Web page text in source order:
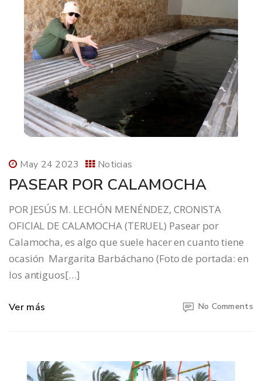
May 24 2023 Noticias
PASEAR POR CALAMOCHA
POR JESÚS M. LECHÓN MENÉNDEZ, CRONISTA
OFICIAL DE CALAMOCHA (TERUEL) Pasear por
Calamocha, es algo que suele hacer en cuanto tiene
ocasión Margarita Barbáchano (Foto de portada: en
los antiguos[…]
Ver más No Comments